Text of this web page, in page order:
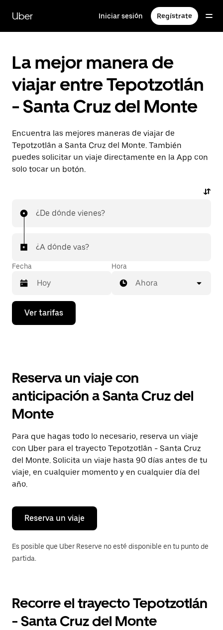
contenido
principal
Uber Iniciar sesión Regístrate
La mejor manera de
viajar entre Tepotzotlán
- Santa Cruz del Monte
Encuentra las mejores maneras de viajar de
Tepotzotlán a Santa Cruz del Monte. También
puedes solicitar un viaje directamente en la App con
solo tocar un botón.
¿De dónde vienes?
¿A dónde vas?
Fecha
Presiona
flecha
el
y
selecciona
una
Presiona
la
tecla Esc
para
cerrar
el
calendario.
Hora
Ahora
Ver tarifas
Reserva un viaje con
anticipación a Santa Cruz del
Monte
Para que hagas todo lo necesario, reserva un viaje
con Uber para el trayecto Tepotzotlán - Santa Cruz
del Monte. Solicita un viaje hasta 90 días antes de tu
viaje, en cualquier momento y en cualquier día del
año.
Reserva un viaje
Es posible que Uber Reserve no esté disponible en tu punto de
partida.
Recorre el trayecto Tepotzotlán
- Santa Cruz del Monte